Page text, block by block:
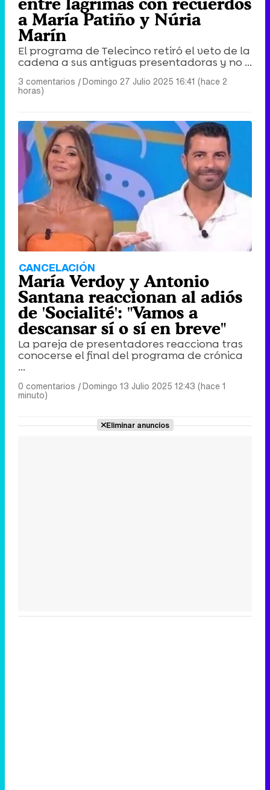
a María Patiño y Núria
Marín
El programa de Telecinco retiró el veto de la
cadena a sus antiguas presentadoras y no ...
3 comentarios |Domingo 27 Julio 2025 16:41 (hace 2
horas)
CANCELACIÓN
María Verdoy y Antonio
Santana reaccionan al adiós
de 'Socialité': "Vamos a
descansar sí o sí en breve"
La pareja de presentadores reacciona tras
conocerse el final del programa de crónica
...
0 comentarios |Domingo 13 Julio 2025 12:43 (hace 1
minuto)
Eliminar anuncios